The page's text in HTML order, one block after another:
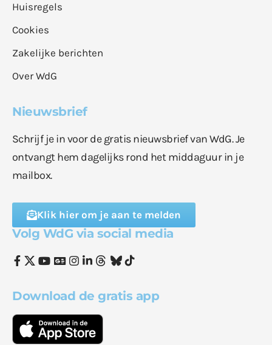
Huisregels
Cookies
Zakelijke berichten
Over WdG
Nieuwsbrief
Schrijf je in voor de gratis nieuwsbrief van WdG. Je
ontvangt hem dagelijks rond het middaguur in je
mailbox.
Klik hier om je aan te melden
Volg WdG via social media
Download de gratis app